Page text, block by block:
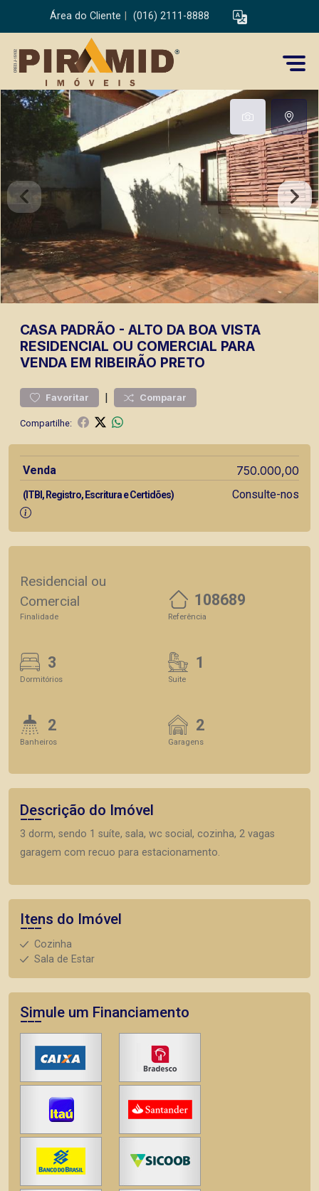
Área do Cliente (016) 2111-8888
CASA PADRÃO - ALTO DA BOA VISTA
RESIDENCIAL OU COMERCIAL PARA
VENDA EM RIBEIRÃO PRETO
Favoritar | Comparar
Compartilhe:
Venda 750.000,00
(ITBI, Registro, Escritura e Certidões) Consulte-nos
Residencial ou
Comercial
Finalidade
108689
Referência
3
Dormitórios
1
Suite
2
Banheiros
2
Garagens
Descrição do Imóvel
3 dorm, sendo 1 suíte, sala, wc social, cozinha, 2 vagas
garagem com recuo para estacionamento.
Itens do Imóvel
Cozinha
Sala de Estar
Simule um Financiamento